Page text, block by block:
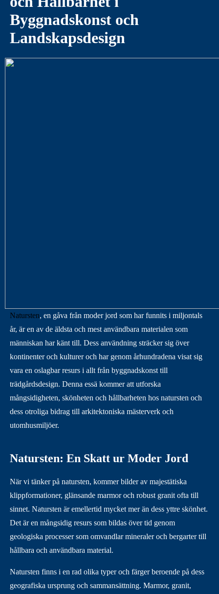
Byggnadskonst och
Landskapsdesign
Natursten, en gåva från moder jord som har funnits i miljontals
år, är en av de äldsta och mest användbara materialen som
människan har känt till. Dess användning sträcker sig över
kontinenter och kulturer och har genom århundradena visat sig
vara en oslagbar resurs i allt från byggnadskonst till
trädgårdsdesign. Denna essä kommer att utforska
mångsidigheten, skönheten och hållbarheten hos natursten och
dess otroliga bidrag till arkitektoniska mästerverk och
utomhusmiljöer.
Natursten: En Skatt ur Moder Jord
När vi tänker på natursten, kommer bilder av majestätiska
klippformationer, glänsande marmor och robust granit ofta till
sinnet. Natursten är emellertid mycket mer än dess yttre skönhet.
Det är en mångsidig resurs som bildas över tid genom
geologiska processer som omvandlar mineraler och bergarter till
hållbara och användbara material.
Natursten finns i en rad olika typer och färger beroende på dess
geografiska ursprung och sammansättning. Marmor, granit,